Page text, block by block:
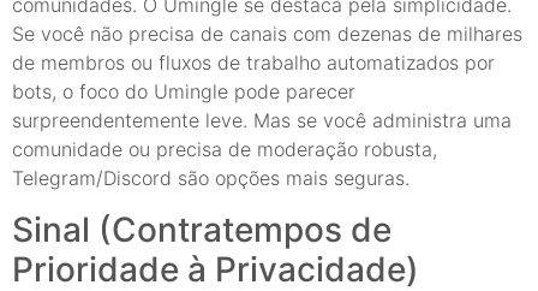
comunidades. O Umingle se destaca pela simplicidade.
Se você não precisa de canais com dezenas de milhares
de membros ou fluxos de trabalho automatizados por
bots, o foco do Umingle pode parecer
surpreendentemente leve. Mas se você administra uma
comunidade ou precisa de moderação robusta,
Telegram/Discord são opções mais seguras.
Sinal (Contratempos de
Prioridade à Privacidade)